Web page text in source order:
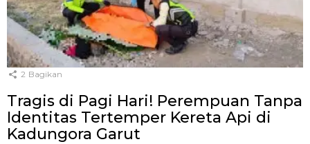
2 Bagikan
Tragis di Pagi Hari! Perempuan Tanpa
Identitas Tertemper Kereta Api di
Kadungora Garut